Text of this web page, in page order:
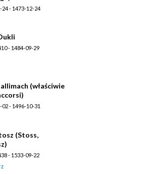
24 - 1473-12-24
- 1484-09-29
(właściwie
02 - 1496-10-31
(Stoss,
- 1533-09-22